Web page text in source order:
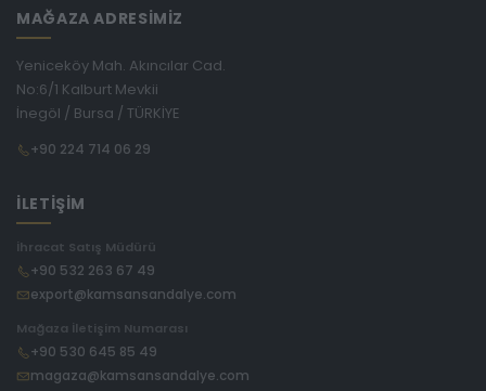
MAĞAZA ADRESİMİZ
Yeniceköy Mah. Akıncılar Cad.
No:6/1 Kalburt Mevkii
İnegöl / Bursa / TÜRKİYE
+90 224 714 06 29
İLETİŞİM
İhracat Satış Müdürü
+90 532 263 67 49
export@kamsansandalye.com
Mağaza İletişim Numarası
+90 530 645 85 49
magaza@kamsansandalye.com